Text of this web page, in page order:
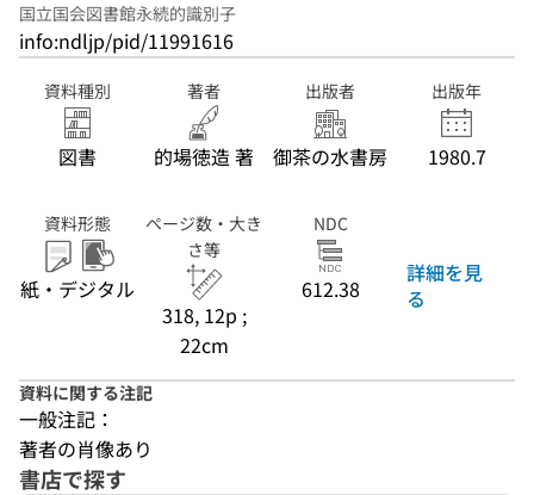
国立国会図書館永続的識別子
info:ndljp/pid/11991616
資料種別
図書
著者
的場徳造 著
出版者
御茶の水書房
出版年
1980.7
資料形態
紙・デジタル
ページ数・大き
さ等
318, 12p ;
22cm
NDC
612.38
詳細を見
る
資料に関する注記
一般注記：
著者の肖像あり
書店で探す